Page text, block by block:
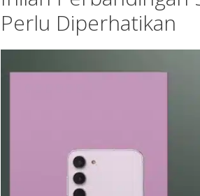
Perlu Diperhatikan